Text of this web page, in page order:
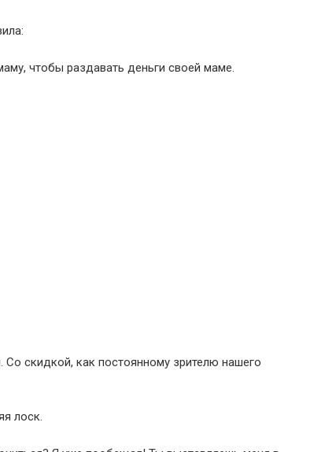
чтобы раздавать деньги своей маме.
скидкой, как постоянному зрителю нашего
лоск.